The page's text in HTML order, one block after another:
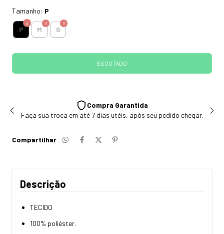
Tamanho: P
P M G
Compra Garantida
Faça sua troca em até 7 dias utéis, após seu pedido chegar.
Compartilhar
Descrição
TECIDO
100% poliéster.